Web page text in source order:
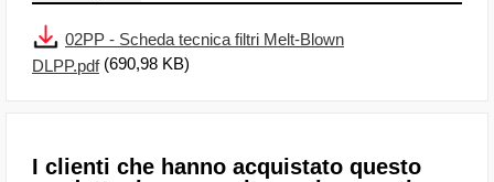
02PP - Scheda tecnica filtri Melt-Blown
DLPP.pdf(690,98 KB)
I clienti che hanno acquistato questo